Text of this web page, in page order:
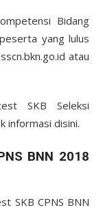
Bidang
yang lulus
atau
SKB Seleksi
informasi disini.
BNN 2018
SKB CPNS BNN